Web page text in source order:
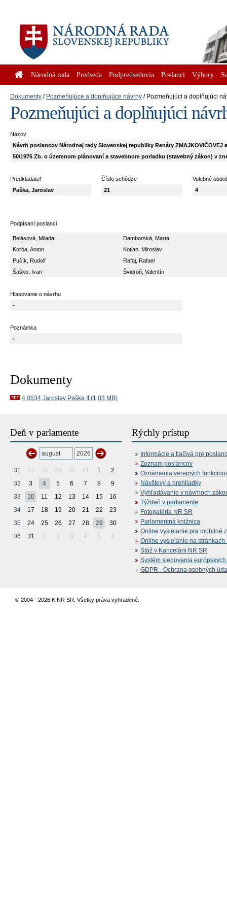
Národná rada Predseda Podpredsedovia Poslanci Výbory
Dokumenty Pozmeňujúce a doplňujúce návrhy Pozmeňujúci a doplňujúci
Pozmeňujúci a doplňujúci
Názov
Návrh poslancov Národnej rady Slovenskej republiky Renáty
50/1976 Zb. o územnom plánovaní a stavebnom poriadku (stavebný zákon) v
Predkladateľ
Paška, Jaroslav
Číslo schôdze
21
Volebné
4
Podpísaní poslanci
Belásová, Milada
Damborská, Marta
Korba, Anton
Kotian, Miroslav
Pučík, Rudolf
Rafaj, Rafael
Šaško, Ivan
Švidroň, Valentín
Hlasovanie o návrhu
-
Poznámka
-
Dokumenty
4 0534 Jaroslav Paška II (1,03 MB)
Deň v parlamente
31 27 28 29 30 31 1
2
32
3 4 5 6 7 8
9
33
10 11 12 13 14 15
16
34
17 18 19 20 21 22
23
35
24 25 26 27 28 29
30
36
31 1 2 3 4 5 6
Rýchly prístup
Informácie a tlačivá pre
Zoznam poslancov
Oznámenia verejných
Návštevy a prehliadky
Vyhľadávanie v návrhoch
Týždeň v parlamente
Fotogaléria NR SR
Parlamentná knižnica
Online vysielanie pre mobilné
Online vysielanie na stránkach
Stáž v Kancelárii NR SR
Systém sledovania
GDPR - Ochrana osobných
© 2004 - 2026 K NR SR. Všetky práva vyhradené.